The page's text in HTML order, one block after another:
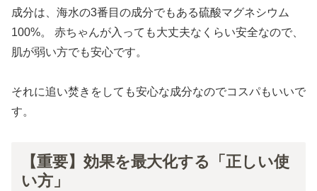
成分は、海水の3番目の成分でもある硫酸マグネシウム
100%。 赤ちゃんが入っても大丈夫なくらい安全なので、
肌が弱い方でも安心です。
それに追い焚きをしても安心な成分なのでコスパもいいで
す。
【重要】効果を最大化する「正しい使
い方」